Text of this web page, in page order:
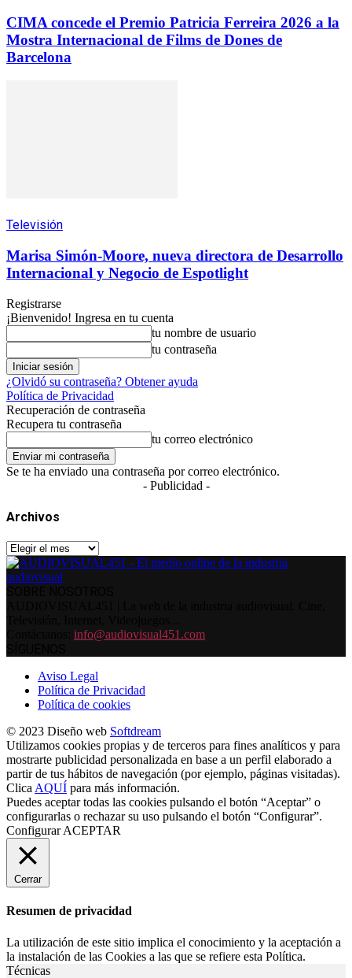
CIMA concede el Premio Patricia Ferreira 2026 a la
Mostra Internacional de Films de Dones de
Barcelona
Televisión
Marisa Simón-Moore, nueva directora de Desarrollo
Internacional y Negocio de Espotlight
Registrarse
¡Bienvenido! Ingresa en tu cuenta
tu nombre de usuario
tu contraseña
¿Olvidó su contraseña? Obtener ayuda
Política de Privacidad
Recuperación de contraseña
Recupera tu contraseña
tu correo electrónico
Se te ha enviado una contraseña por correo electrónico.
- Publicidad -
Archivos
Archivos
info@audiovisual451.com
Aviso Legal
Política de Privacidad
Política de cookies
© 2023 Diseño web Softdream
Utilizamos cookies propias y de terceros para fines analíticos y para
mostrarte publicidad personalizada en base a un perfil elaborado a
partir de tus hábitos de navegación (por ejemplo, páginas visitadas).
Clica AQUÍ para más información.
Puedes aceptar todas las cookies pulsando el botón “Aceptar” o
configurarlas o rechazar su uso pulsando el botón “Configurar”.
Configurar ACEPTAR
Cerrar
Resumen de privacidad
La utilización de este sitio implica el conocimiento y la aceptación a
la instalación de las Cookies a las que se refiere esta Política.
Técnicas